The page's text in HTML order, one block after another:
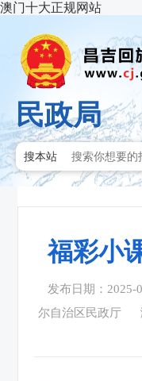
澳门十大正规网站
民政局
搜本站
福彩小
发布日期：2025-
尔自治区民政厅